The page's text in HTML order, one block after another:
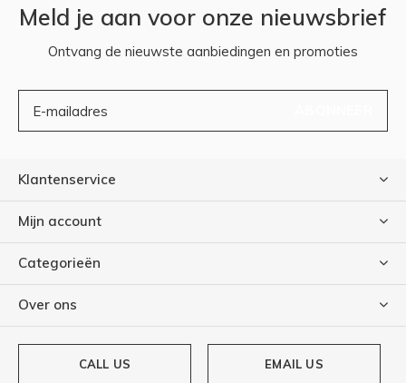
Meld je aan voor onze nieuwsbrief
Ontvang de nieuwste aanbiedingen en promoties
Klantenservice
Mijn account
Categorieën
Over ons
CALL US EMAIL US